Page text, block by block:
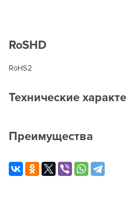
RoSHD
RoHS2
Технические
Преимущества